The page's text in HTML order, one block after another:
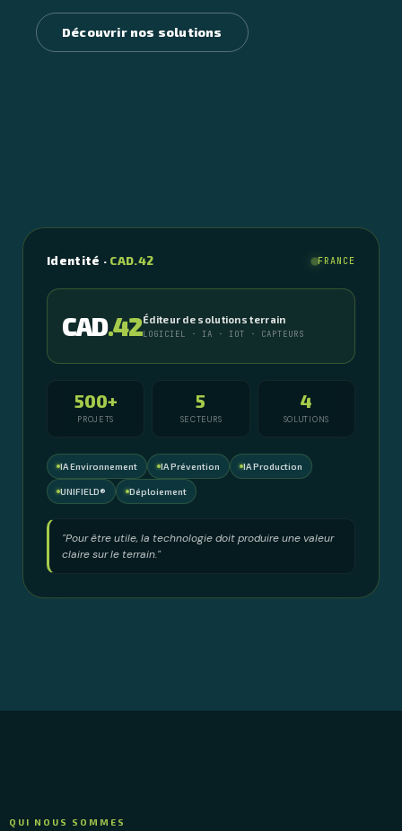
Découvrir nos solutions
Identité · CAD.42 FRANCE
CAD.42Éditeur de solutions terrain
LOGICIEL · IA · IOT · CAPTEURS
500+
PROJETS
5
SECTEURS
4
SOLUTIONS
IA Environnement IA Prévention IA Production
UNIFIELD® Déploiement
"Pour être utile, la technologie doit produire une valeur
claire sur le terrain."
QUI NOUS SOMMES